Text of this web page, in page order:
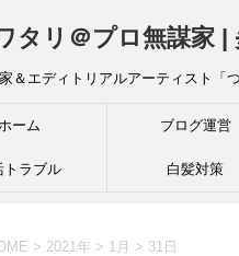
タリ＠プロ無謀家 |
＆エディトリアルアーティスト「
ーム ブログ運営
トラブル 白髪対策
> 2021年 > 1月 > 31日